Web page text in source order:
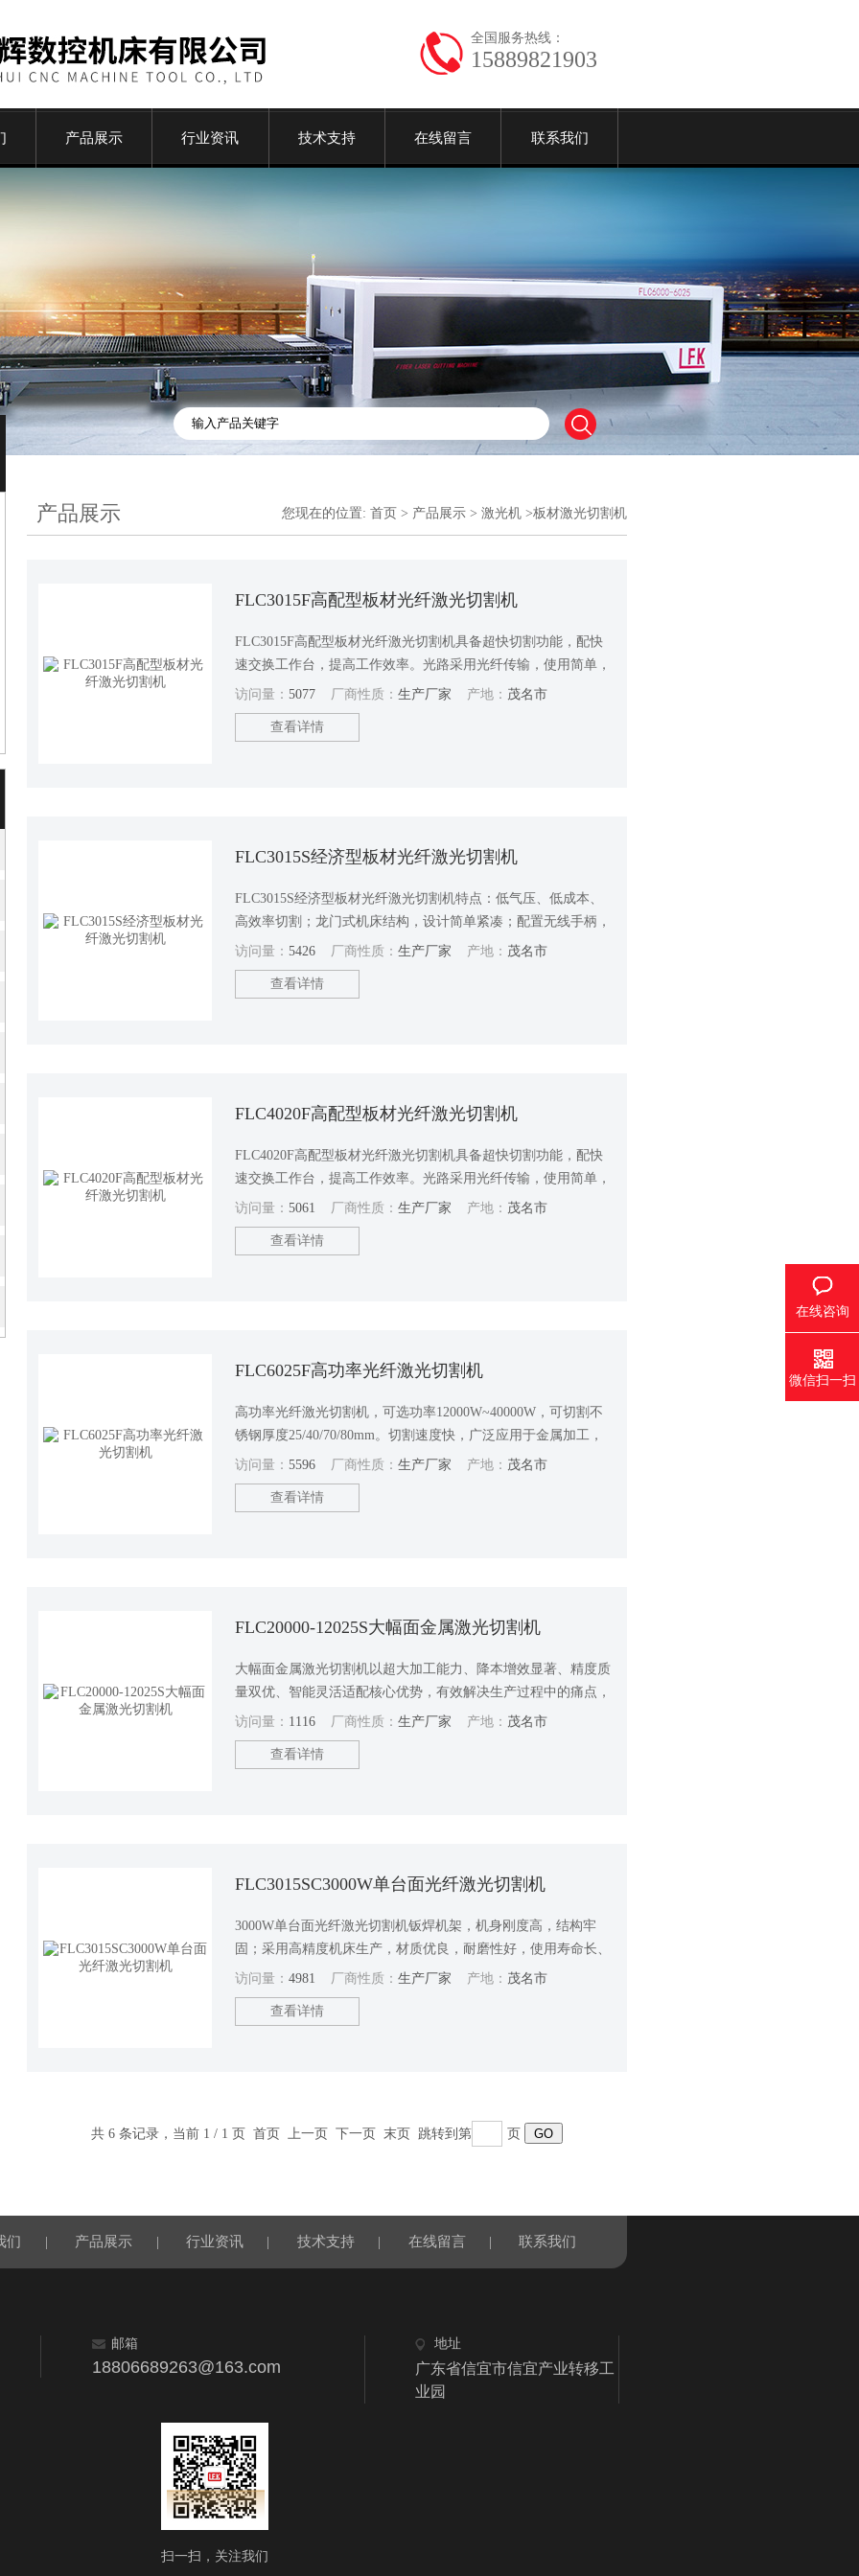
全国服务热线：
15889821903
产品展示 行业资讯 技术支持 在线留言 联系我们
产品展示 您现在的位置:首页 > 产品展示 >激光机 >板材激光切割机
FLC3015F高配型板材光纤激光切割机
FLC3015F高配型板材光纤激光切割机具备超快切割功能，配快
速交换工作台，提高工作效率。光路采用光纤传输，使用简单，
维护成本低。
访问量： 5077厂商性质： 生产厂家 产地： 茂名市
查看详情
FLC3015S经济型板材光纤激光切割机
FLC3015S经济型板材光纤激光切割机特点：低⽓压、低成本、
⾼效率切割；⻰⻔式机床结构，设计简单紧凑；配置⽆线⼿柄，
操控灵活便捷。
访问量： 5426厂商性质： 生产厂家 产地： 茂名市
查看详情
FLC4020F高配型板材光纤激光切割机
FLC4020F高配型板材光纤激光切割机具备超快切割功能，配快
速交换工作台，提高工作效率。光路采用光纤传输，使用简单，
维护成本低。
访问量： 5061 厂商性质： 生产厂家 产地： 茂名市
查看详情
FLC6025F高功率光纤激光切割机
高功率光纤激光切割机，可选功率12000W~40000W，可切割不
锈钢厚度25/40/70/80mm。切割速度快，广泛应用于金属加工，
灯饰厨具、不锈钢装饰材料，机箱机柜机械等行业。
访问量： 5596厂商性质： 生产厂家 产地： 茂名市
查看详情
FLC20000-12025S大幅面金属激光切割机
大幅面金属激光切割机以超大加工能力、降本增效显著、精度质
量双优、智能灵活适配核心优势，有效解决生产过程中的痛点，
为制造业带来钣金生产的便利与高效
访问量： 1116厂商性质： 生产厂家 产地： 茂名市
查看详情
FLC3015SC3000W单台面光纤激光切割机
3000W单台面光纤激光切割机钣焊机架，机身刚度高，结构牢
固；采用高精度机床生产，材质优良，耐磨性好，使用寿命长、
承载能力强，确保光纤激光切割机在各种工况以及环境下能快
速、高精度、稳定运行。
访问量： 4981 厂商性质： 生产厂家 产地： 茂名市
查看详情
共 6 条记录，当前 1 / 1 页 首页 上一页 下一页 末页 跳转到第 页
们 | 产品展示 | 行业资讯 | 技术支持 | 在线留言 | 联系我们
邮箱
18806689263@163.com
地址
广东省信宜市信宜产业转移工
业园
扫一扫，关注我们
在线咨询
微信扫一扫